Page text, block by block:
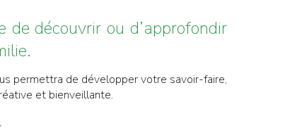
de découvrir ou d’approfondir
permettra de développer votre savoir-faire,
et bienveillante.